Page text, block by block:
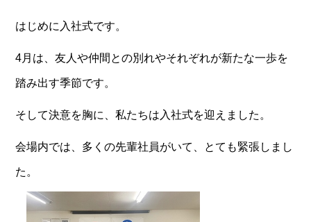
はじめに入社式です。
4月は、友人や仲間との別れやそれぞれが新たな一歩を
踏み出す季節です。
そして決意を胸に、私たちは入社式を迎えました。
会場内では、多くの先輩社員がいて、とても緊張しまし
た。